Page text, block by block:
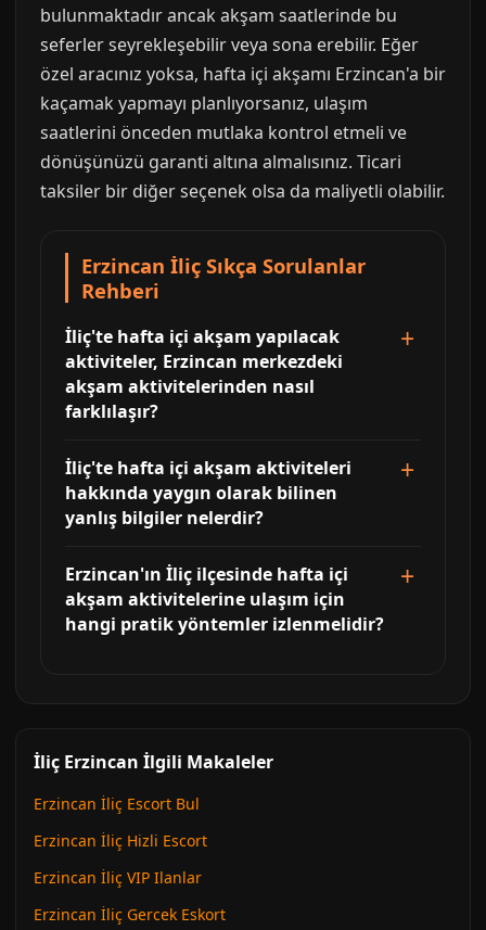
bulunmaktadır ancak akşam saatlerinde bu
seferler seyrekleşebilir veya sona erebilir. Eğer
özel aracınız yoksa, hafta içi akşamı Erzincan'a bir
kaçamak yapmayı planlıyorsanız, ulaşım
saatlerini önceden mutlaka kontrol etmeli ve
dönüşünüzü garanti altına almalısınız. Ticari
taksiler bir diğer seçenek olsa da maliyetli olabilir.
Erzincan İliç Sıkça Sorulanlar
Rehberi
İliç'te hafta içi akşam yapılacak
aktiviteler, Erzincan merkezdeki
akşam aktivitelerinden nasıl
farklılaşır?
İliç'te hafta içi akşam aktiviteleri
hakkında yaygın olarak bilinen
yanlış bilgiler nelerdir?
Erzincan'ın İliç ilçesinde hafta içi
akşam aktivitelerine ulaşım için
hangi pratik yöntemler izlenmelidir?
İliç Erzincan İlgili Makaleler
Erzincan İliç Escort Bul
Erzincan İliç Hizli Escort
Erzincan İliç VIP Ilanlar
Erzincan İliç Gercek Eskort